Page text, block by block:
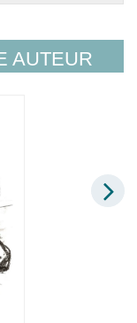
AUTEUR